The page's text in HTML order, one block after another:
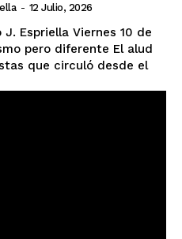
- 12 Julio, 2026
que circuló desde el